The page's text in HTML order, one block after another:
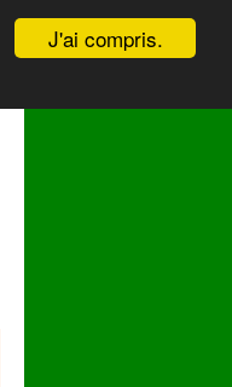
J'ai compris.